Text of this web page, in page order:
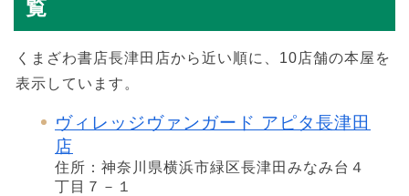
覧
くまざわ書店長津田店から近い順に、10店舗の本屋を
表示しています。
ヴィレッジヴァンガード アピタ長津田
店
住所：神奈川県横浜市緑区長津田みなみ台４
丁目７－１